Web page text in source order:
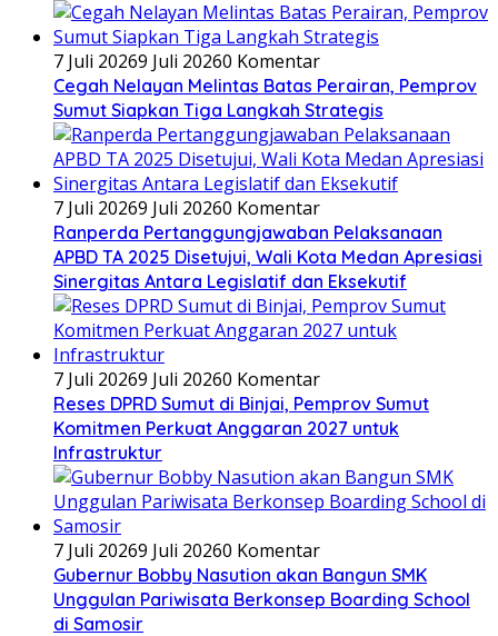
7 Juli 20269 Juli 20260 Komentar
Cegah Nelayan Melintas Batas Perairan, Pemprov
Sumut Siapkan Tiga Langkah Strategis
7 Juli 20269 Juli 20260 Komentar
Ranperda Pertanggungjawaban Pelaksanaan
APBD TA 2025 Disetujui, Wali Kota Medan Apresiasi
Sinergitas Antara Legislatif dan Eksekutif
7 Juli 20269 Juli 20260 Komentar
Reses DPRD Sumut di Binjai, Pemprov Sumut
Komitmen Perkuat Anggaran 2027 untuk
Infrastruktur
7 Juli 20269 Juli 20260 Komentar
Gubernur Bobby Nasution akan Bangun SMK
Unggulan Pariwisata Berkonsep Boarding School
di Samosir